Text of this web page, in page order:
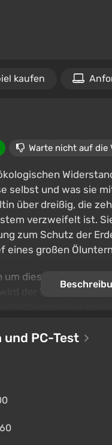
kaufen
Warte nicht auf
selbst und was sie
über dreißig, die
verzweifelt ist.
zum Schutz der
eines großen
diese lange Reise
der Weg sie
telefonieren und
PC-Test